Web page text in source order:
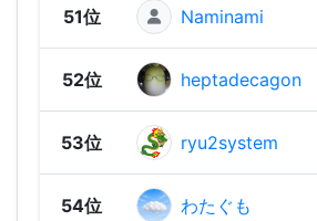
51位 Naminami
52位 heptadecagon
53位 ryu2system
54位 わたぐも